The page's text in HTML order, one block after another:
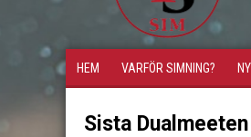
HEM VARFÖR SIMNING?
Sista